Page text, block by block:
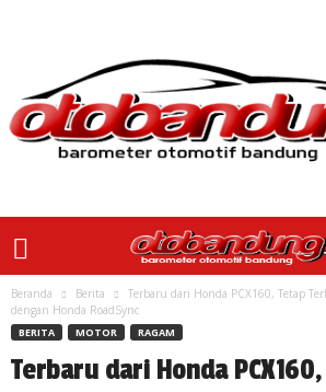
Beranda Berita
Terbaru dari Honda PCX160, Tetap
dengan Honda RoadSync
BERITA MOTOR RAGAM
Terbaru dari Honda